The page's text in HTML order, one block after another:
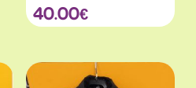
40.00€